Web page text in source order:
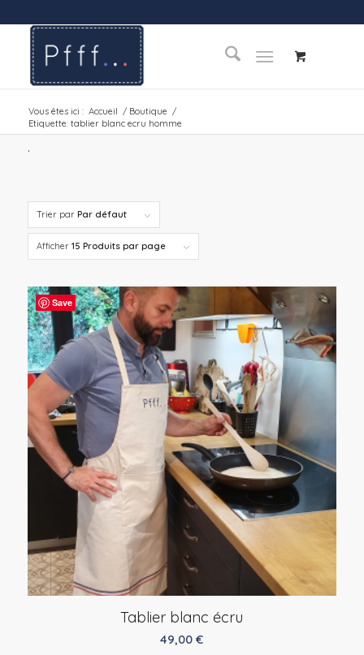
Vous êtes ici : Accueil / Boutique /
Etiquette: tablier blanc ecru homme
.
Trier par Par défaut
Afficher 15 Produits par page
Save
Tablier blanc écru
49,00€